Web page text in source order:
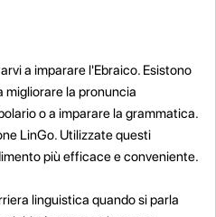
a imparare l'Ebraico. Esistono
migliorare la pronuncia
o a imparare la grammatica.
LinGo. Utilizzate questi
più efficace e conveniente.
linguistica quando si parla